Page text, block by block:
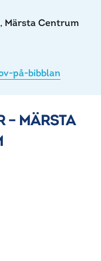
Märsta Centrum
på-bibblan
– MÄRSTA